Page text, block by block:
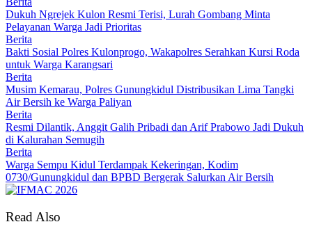
Dukuh Ngrejek Kulon Resmi Terisi, Lurah Gombang Minta
Pelayanan Warga Jadi Prioritas
Berita
Bakti Sosial Polres Kulonprogo, Wakapolres Serahkan Kursi Roda
untuk Warga Karangsari
Berita
Musim Kemarau, Polres Gunungkidul Distribusikan Lima Tangki
Air Bersih ke Warga Paliyan
Berita
Resmi Dilantik, Anggit Galih Pribadi dan Arif Prabowo Jadi Dukuh
di Kalurahan Semugih
Berita
Warga Sempu Kidul Terdampak Kekeringan, Kodim
0730/Gunungkidul dan BPBD Bergerak Salurkan Air Bersih
Read Also